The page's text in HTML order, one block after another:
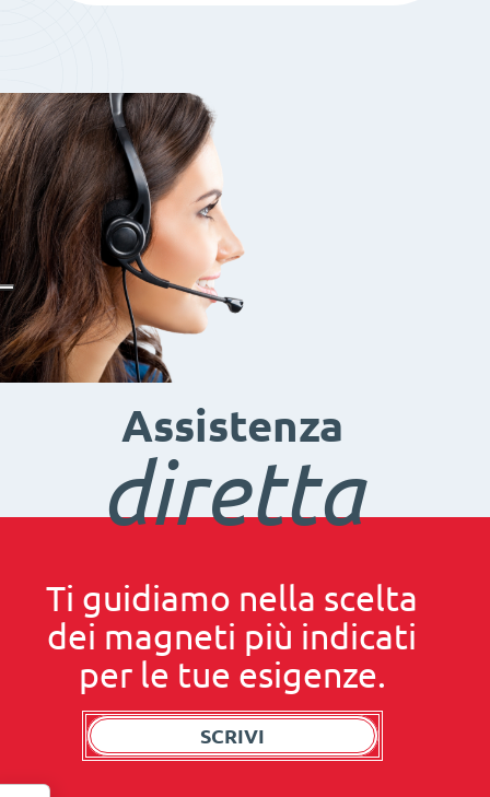
Assistenza
diretta
Ti guidiamo nella scelta
dei magneti più indicati
per le tue esigenze.
SCRIVI